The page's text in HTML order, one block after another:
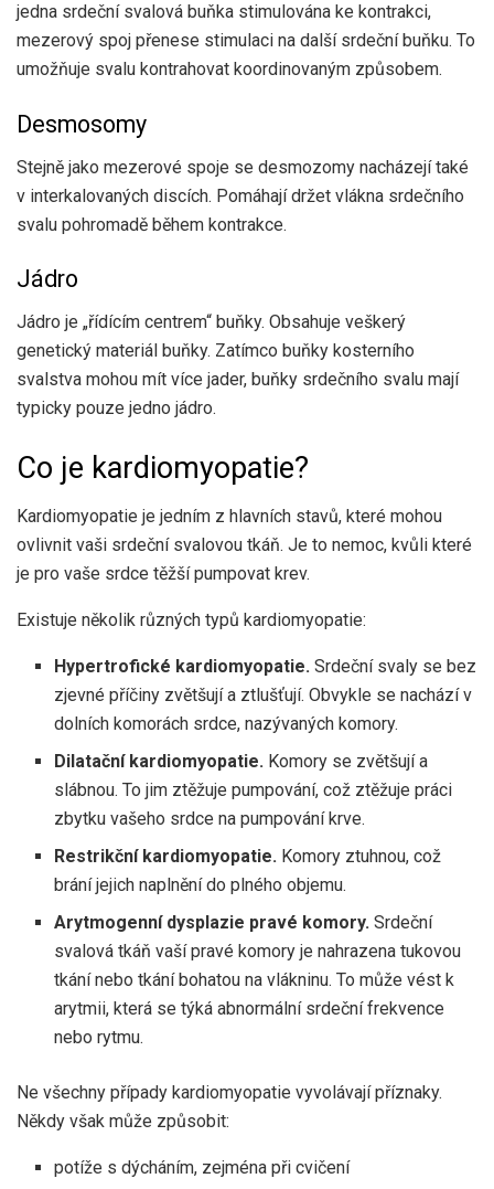
jedna srdeční svalová buňka stimulována ke kontrakci,
mezerový spoj přenese stimulaci na další srdeční buňku. To
umožňuje svalu kontrahovat koordinovaným způsobem.
Desmosomy
Stejně jako mezerové spoje se desmozomy nacházejí také
v interkalovaných discích. Pomáhají držet vlákna srdečního
svalu pohromadě během kontrakce.
Jádro
Jádro je „řídícím centrem“ buňky. Obsahuje veškerý
genetický materiál buňky. Zatímco buňky kosterního
svalstva mohou mít více jader, buňky srdečního svalu mají
typicky pouze jedno jádro.
Co je kardiomyopatie?
Kardiomyopatie je jedním z hlavních stavů, které mohou
ovlivnit vaši srdeční svalovou tkáň. Je to nemoc, kvůli které
je pro vaše srdce těžší pumpovat krev.
Existuje několik různých typů kardiomyopatie:
Hypertrofické kardiomyopatie. Srdeční svaly se bez
zjevné příčiny zvětšují a ztlušťují. Obvykle se nachází v
dolních komorách srdce, nazývaných komory.
Dilatační kardiomyopatie. Komory se zvětšují a
slábnou. To jim ztěžuje pumpování, což ztěžuje práci
zbytku vašeho srdce na pumpování krve.
Restrikční kardiomyopatie. Komory ztuhnou, což
brání jejich naplnění do plného objemu.
Arytmogenní dysplazie pravé komory. Srdeční
svalová tkáň vaší pravé komory je nahrazena tukovou
tkání nebo tkání bohatou na vlákninu. To může vést k
arytmii, která se týká abnormální srdeční frekvence
nebo rytmu.
Ne všechny případy kardiomyopatie vyvolávají příznaky.
Někdy však může způsobit:
potíže s dýcháním, zejména při cvičení